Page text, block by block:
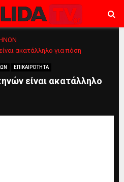
ακατάλληλο για πόση
ΕΠΙΚΑΙΡΟΤΗΤΑ
είναι ακατάλληλο